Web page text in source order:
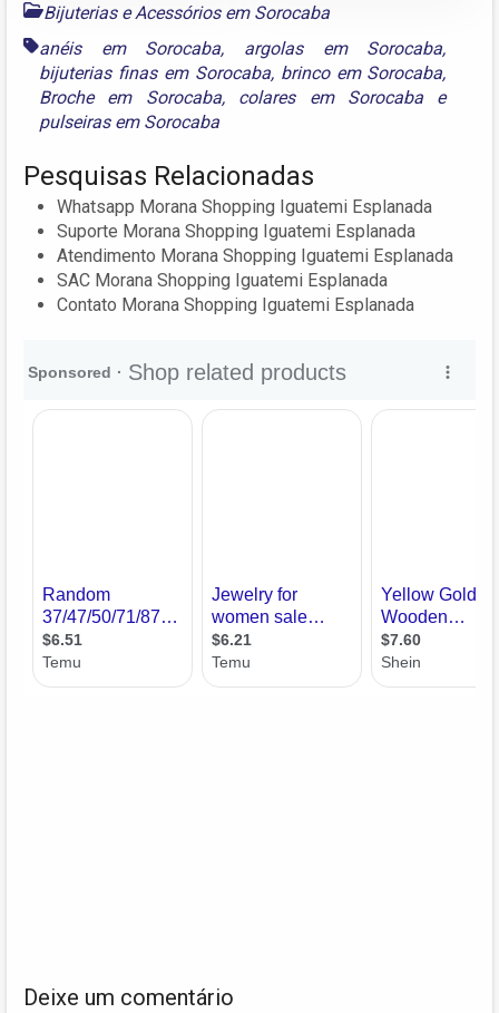
Bijuterias e Acessórios em Sorocaba
anéis em Sorocaba, argolas em Sorocaba,
bijuterias finas em Sorocaba, brinco em Sorocaba,
Broche em Sorocaba, colares em Sorocaba e
pulseiras em Sorocaba
Pesquisas Relacionadas
Whatsapp Morana Shopping Iguatemi Esplanada
Suporte Morana Shopping Iguatemi Esplanada
Atendimento Morana Shopping Iguatemi Esplanada
SAC Morana Shopping Iguatemi Esplanada
Contato Morana Shopping Iguatemi Esplanada
Deixe um comentário